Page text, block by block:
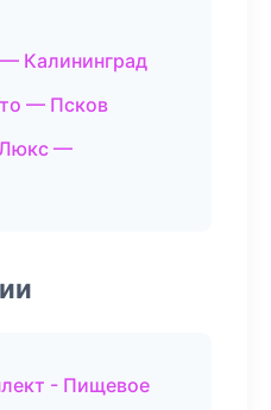
Калининград
— Псков
Люкс —
- Пищевое